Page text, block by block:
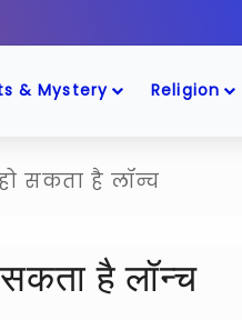
& Mystery Religion
सकता है लॉन्च
है लॉन्च